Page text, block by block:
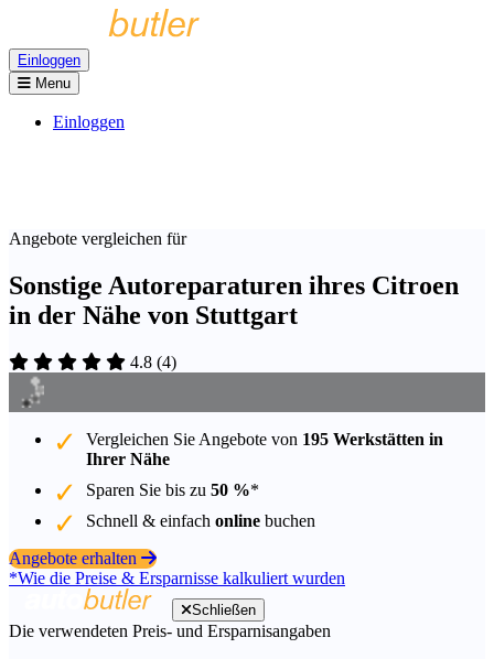
Einloggen
Menu
Einloggen
Angebote vergleichen für
Sonstige Autoreparaturen ihres Citroen
in der Nähe von Stuttgart
4.8 (4)
Vergleichen Sie Angebote von 195 Werkstätten in
Ihrer Nähe
Sparen Sie bis zu 50 %*
Schnell & einfach online buchen
Angebote erhalten
*Wie die Preise & Ersparnisse kalkuliert wurden
Schließen
Die verwendeten Preis- und Ersparnisangaben